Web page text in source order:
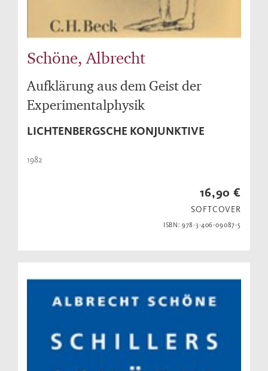
Schöne, Albrecht
Aufklärung aus dem Geist der
Experimentalphysik
LICHTENBERGSCHE KONJUNKTIVE
1982
16,90 €
SOFTCOVER
ISBN: 978-3-406-09087-5